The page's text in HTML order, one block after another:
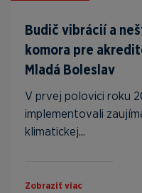
Budič vibrácií a
komora pre
Mladá Boleslav
V prvej polovici roku
implementovali
klimatickej...
Zobraziť viac